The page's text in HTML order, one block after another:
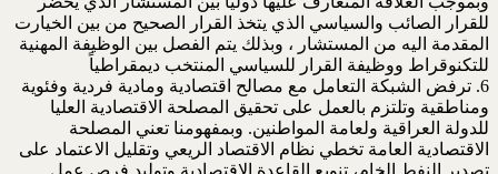
للقرار الصائب والسياسي الذي يتخذ القرار الصحيح من بين الخيارت
المقدمة اليه من المستشار ، وبذلك يتم الفصل بين الوظيفة المهنية
للتكنوقراط ووظيفة القرار للسياسي المنتخب ديمقراطياً
6. ترفض الشبكة التعامل مع مصالح اقتصادية ومادية فردية وفئوية
ومناطقية وتلتزم بالعمل على تحقيق المصلحة الاقتصادية العليا
للدولة العراقية ولعامة المواطنين. وبمفهومنا تعني المصلحة
الاقتصادية العامة تخطي نظام الاقتصاد الريعي وتقليل الاعتماد على